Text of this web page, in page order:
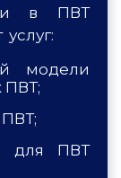
в ПВТ
модели
ПВТ;
для ПВТ